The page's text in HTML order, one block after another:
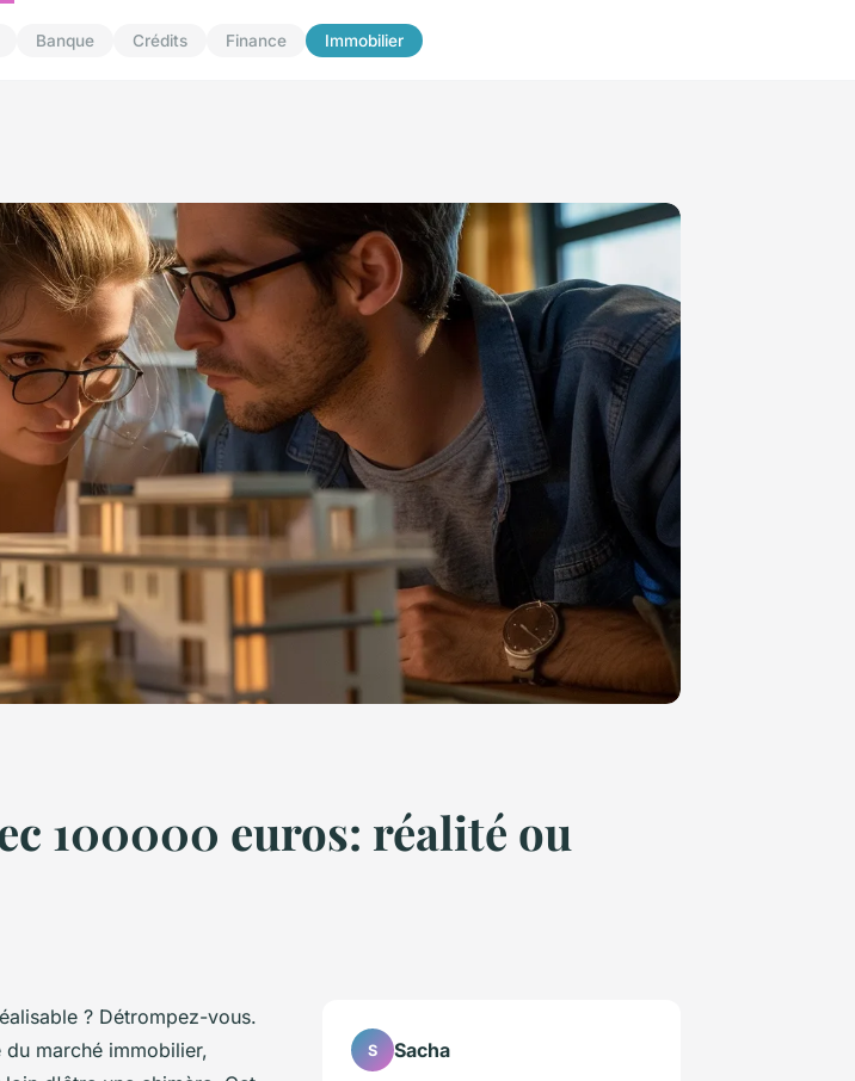
Banque Crédits Finance Immobilier
100000 euros: réalité ou
? Détrompez-vous.
marché immobilier,
S Sacha